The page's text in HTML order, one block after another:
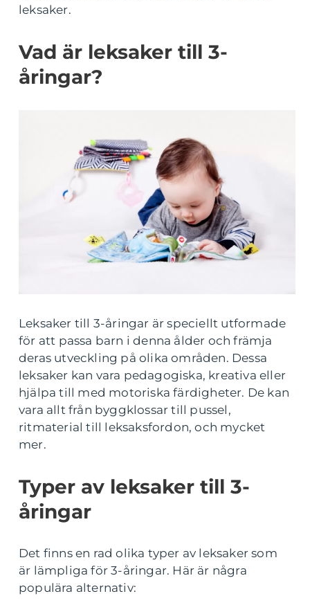
leksaker.
Vad är leksaker till 3-
åringar?
Leksaker till 3-åringar är speciellt utformade
för att passa barn i denna ålder och främja
deras utveckling på olika områden. Dessa
leksaker kan vara pedagogiska, kreativa eller
hjälpa till med motoriska färdigheter. De kan
vara allt från byggklossar till pussel,
ritmaterial till leksaksfordon, och mycket
mer.
Typer av leksaker till 3-
åringar
Det finns en rad olika typer av leksaker som
är lämpliga för 3-åringar. Här är några
populära alternativ: